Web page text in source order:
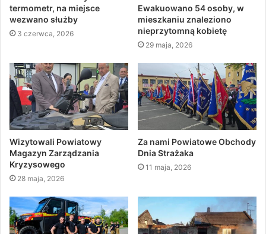
termometr, na miejsce
wezwano służby
3 czerwca, 2026
Ewakuowano 54 osoby, w
mieszkaniu znaleziono
nieprzytomną kobietę
29 maja, 2026
Wizytowali Powiatowy
Magazyn Zarządzania
Kryzysowego
28 maja, 2026
Za nami Powiatowe Obchody
Dnia Strażaka
11 maja, 2026